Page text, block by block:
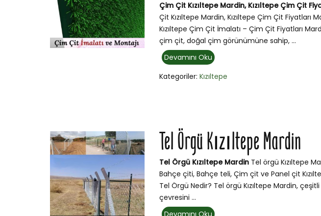
Çim Çit Kızıltepe Mardin, Kızıltepe Çim Çit
Çit Kızıltepe Mardin, Kızıltepe Çim Çit Fiyatları
Kızıltepe Çim Çit İmalatı – Çim Çit Fiyatları
çim çit, doğal çim görünümüne sahip, ...
Devamını Oku
Kategoriler:Kızıltepe
Tel Örgü Kızıltepe Mardin
Tel Örgü Kızıltepe Mardin Tel örgü Kızıltepe
Bahçe çiti, Bahçe teli, Çim çit ve Panel çit
Tel Örgü Nedir? Tel örgü Kızıltepe Mardin, çeşitli
çevresini ...